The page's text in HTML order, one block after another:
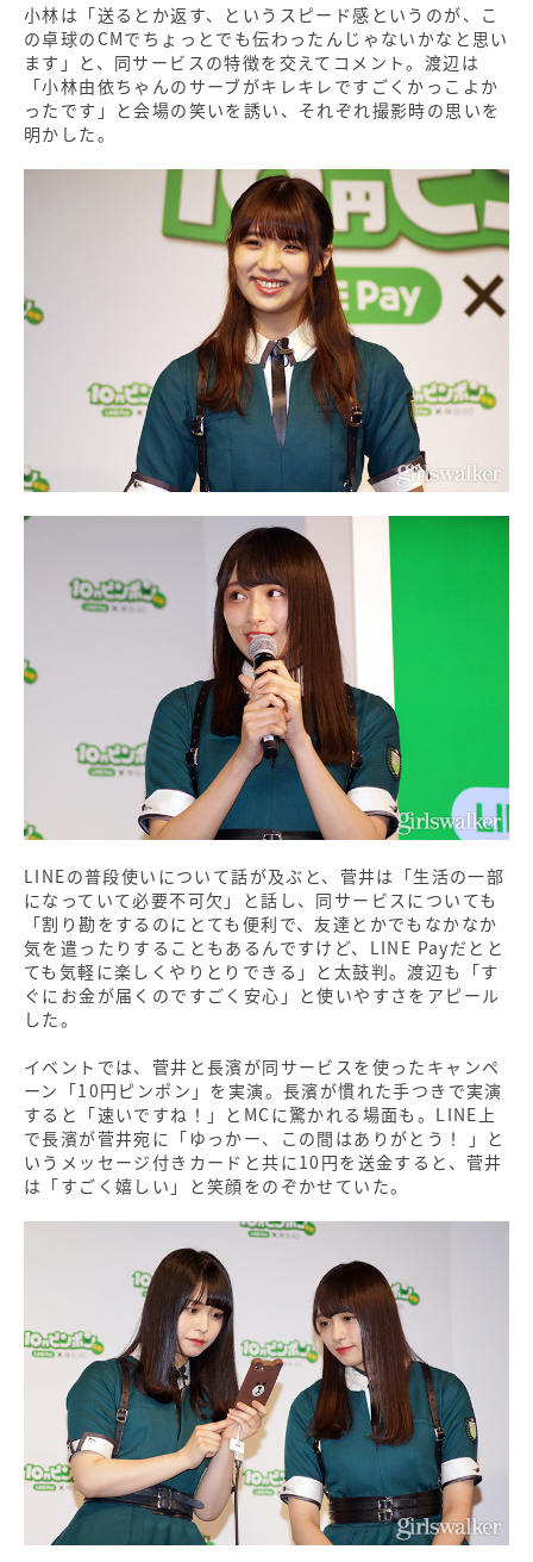
小林は「送るとか返す、というスピード感というのが、こ
の卓球のCMでちょっとでも伝わったんじゃないかなと思い
ます」と、同サービスの特徴を交えてコメント。渡辺は
「小林由依ちゃんのサーブがキレキレですごくかっこよか
ったです」と会場の笑いを誘い、それぞれ撮影時の思いを
明かした。
LINEの普段使いについて話が及ぶと、菅井は「生活の一部
になっていて必要不可欠」と話し、同サービスについても
「割り勘をするのにとても便利で、友達とかでもなかなか
気を遣ったりすることもあるんですけど、LINE Payだとと
ても気軽に楽しくやりとりできる」と太鼓判。渡辺も「す
ぐにお金が届くのですごく安心」と使いやすさをアピール
した。
イベントでは、菅井と長濱が同サービスを使ったキャンペ
ーン「10円ピンポン」を実演。長濱が慣れた手つきで実演
すると「速いですね！」とMCに驚かれる場面も。LINE上
で長濱が菅井宛に「ゆっかー、この間はありがとう！ 」と
いうメッセージ付きカードと共に10円を送金すると、菅井
は「すごく嬉しい」と笑顔をのぞかせていた。